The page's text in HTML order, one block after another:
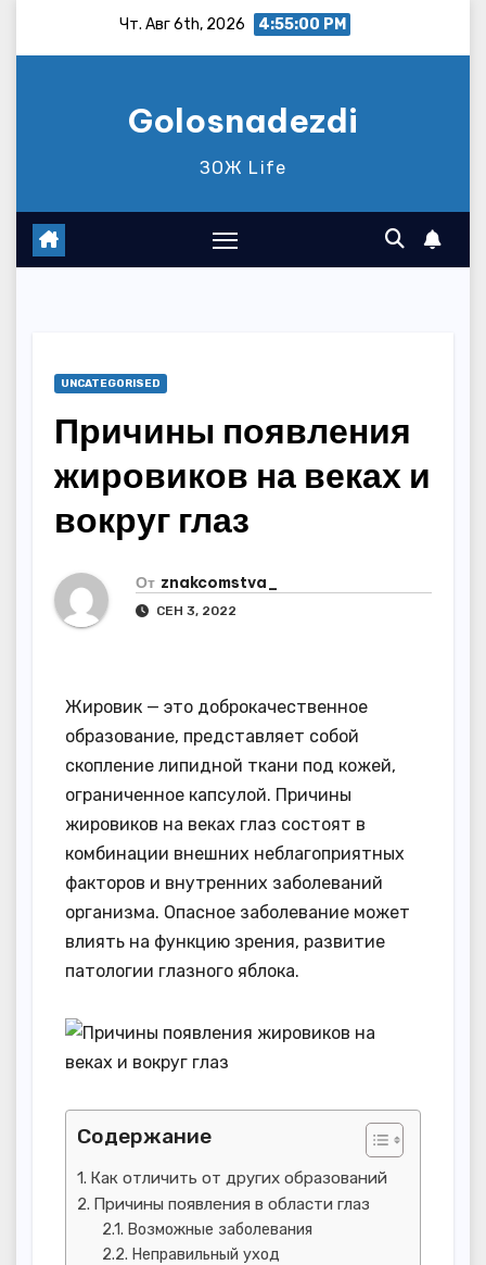
Чт. Авг 6th, 2026 4:55:01 PM
Golosnadezdi
ЗОЖ Life
UNCATEGORISED
Причины появления
жировиков на веках и
вокруг глаз
От znakcomstva_
СЕН 3, 2022
Жировик — это доброкачественное
образование, представляет собой
скопление липидной ткани под кожей,
ограниченное капсулой. Причины
жировиков на веках глаз состоят в
комбинации внешних неблагоприятных
факторов и внутренних заболеваний
организма. Опасное заболевание может
влиять на функцию зрения, развитие
патологии глазного яблока.
Содержание
Как отличить от других образований
Причины появления в области глаз
Возможные заболевания
Неправильный уход